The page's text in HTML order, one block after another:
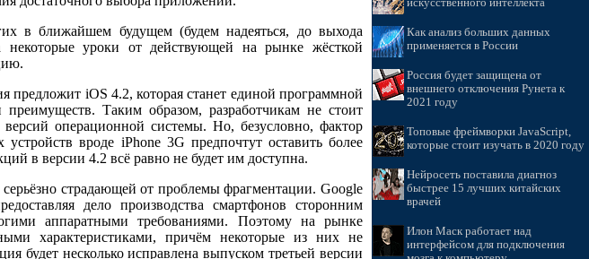
в ближайшем будущем (будем надеяться, до выхода
уроки от действующей на рынке жёсткой
iOS 4.2, которая станет единой программной
Таким образом, разработчикам не стоит
операционной системы. Но, безусловно, фактор
вроде iPhone 3G предпочтут оставить более
в версии 4.2 всё равно не будет им доступна.
страдающей от проблемы фрагментации. Google
дело производства смартфонов сторонним
аппаратными требованиями. Поэтому на рынке
характеристиками, причём некоторые из них не
будет несколько исправлена выпуском третьей версии
искусственного интеллекта
Как анализ больших данных
применяется в России
Россия будет защищена от
внешнего отключения Рунета к
2021 году
Топовые фреймворки JavaScript,
которые стоит изучать в 2020 году
Нейросеть поставила диагноз
быстрее 15 лучших китайских
врачей
Илон Маск работает над
интерфейсом для подключения